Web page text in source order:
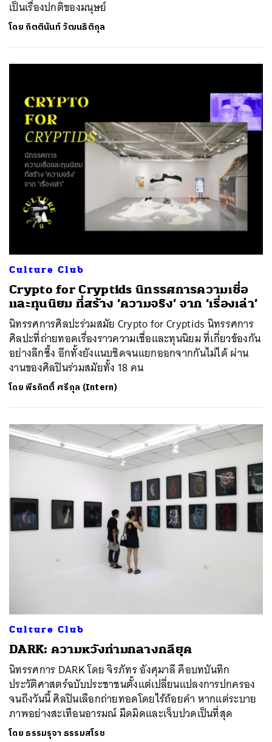
เป็นเรื่องปกติของมนุษย์
โดย กิตตินันท์ วัฒนธิติกุล
Culture Club
Crypto for Cryptids นิทรรศการความเชื่อ
และทุนนิยม ที่สร้าง ‘ความจริง’ จาก ‘เรื่องเล่า’
นิทรรศการศิลปะร่วมสมัย Crypto for Cryptids นิทรรศการ
ศิลปะที่ถ่ายทอดเรื่องราวความเชื่อและทุนนิยม ที่เกี่ยวข้องกัน
อย่างลึกซึ้ง อีกทั้งยังแนบชิดจนแยกออกจากกันไม่ได้ ผ่าน
งานของศิลปินร่วมสมัยทั้ง 18 คน
โดยพีรกิตติ์ ศรีกุล (Intern)
Culture Club
DARK: ความหวังท่ามกลางกลียุค
นิทรรศการ DARK โดย จิรภัทร อังศุมาลี คือบทบันทึก
ประวัติศาสตร์ฉบับประชาชนตั้งแต่เปลี่ยนแปลงการปกครอง
จนถึงวันนี้ ศิลปินเลือกถ่ายทอดโดยไร้ถ้อยคำ หากแต่ระบาย
ภาพอย่างสะเทือนอารมณ์ มืดมิดและเจ็บปวดเป็นที่สุด
โดย ธรรมรุจา ธรรมสโรช